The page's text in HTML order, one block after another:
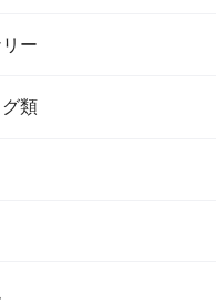
ピアス
レスレット
ー
ード
類